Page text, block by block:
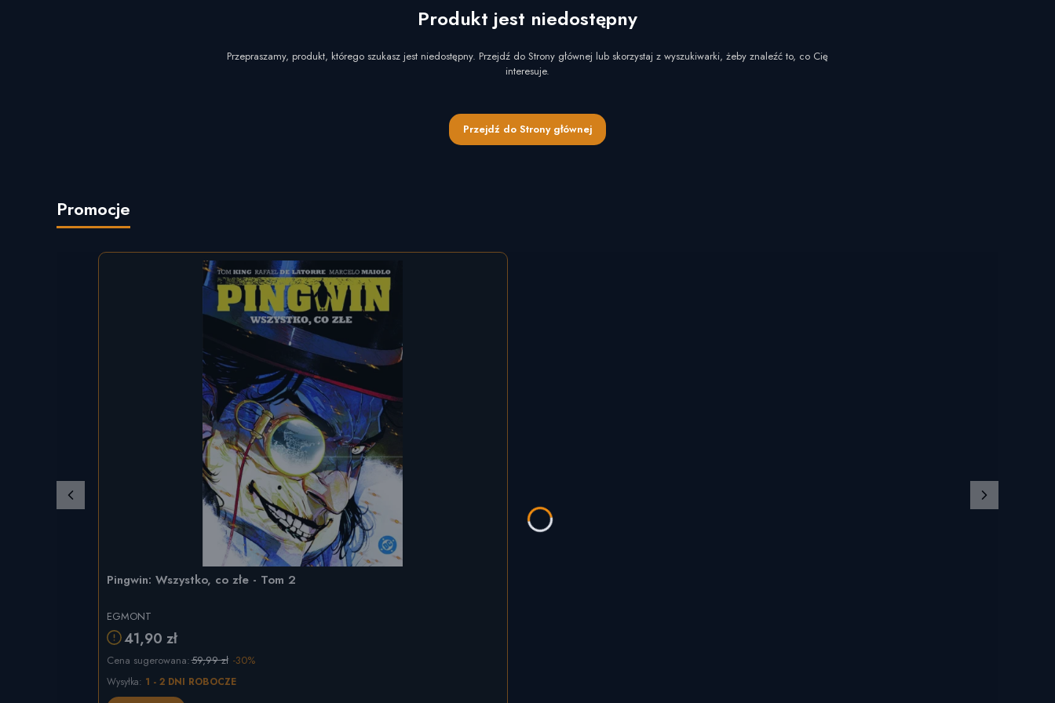
Produkt jest niedostępny
Przepraszamy, produkt, którego szukasz jest niedostępny. Przejdź do Strony głównej lub skorzystaj z wyszukiwarki, żeby znaleźć to, co Cię
interesuje.
Przejdź do Strony głównej
Promocje
Pingwin: Wszystko, co złe - Tom 2
EGMONT
41,90 zł
Cena sugerowana:59,99 zł -30%
Wysyłka: 1 - 2 DNI ROBOCZE